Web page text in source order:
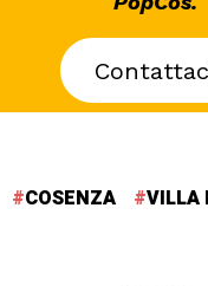
COSENZA VILLA